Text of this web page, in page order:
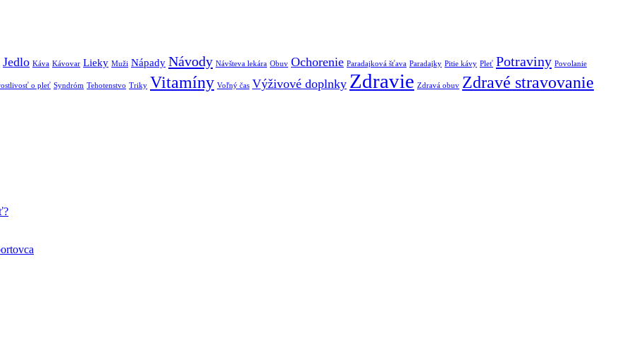
Jedlo Káva Kávovar Lieky Muži Nápady Návody Návšteva lekára Obuv Ochorenie Paradajková šťava Paradajky Pitie kávy Pleť Potraviny Povolanie
o pleť Syndróm Tehotenstvo Triky Vitamíny Voľný čas Výživové doplnky Zdravie Zdravá obuv Zdravé stravovanie